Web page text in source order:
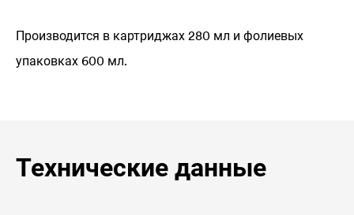
Производится в картриджах 280 мл и фолиевых
упаковках 600 мл.
Технические данные